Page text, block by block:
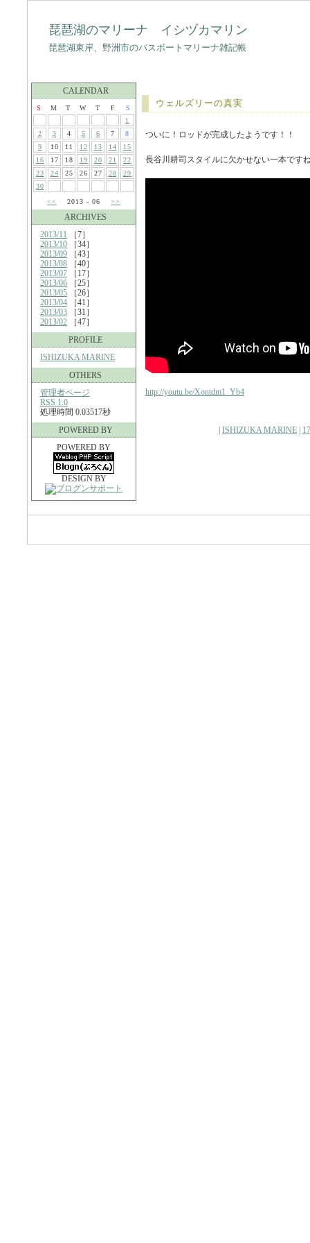
琵琶湖のマリーナ イシヅカマリン
琵琶湖東岸、野洲市のバスボートマリーナ雑記帳
CALENDAR
S M T W T F
S
1
2
3 4 5 6 7
8
9
10 11 12 13 14
15
16
17 18 19 20 21
22
23
24 25 26 27 28
29
30
<<
2013 - 06 >>
ARCHIVES
2013/11 ［7］
2013/10 ［34］
2013/09 ［43］
2013/08 ［40］
2013/07 ［17］
2013/06 ［25］
2013/05 ［26］
2013/04 ［41］
2013/03 ［31］
2013/02 ［47］
PROFILE
ISHIZUKA MARINE
OTHERS
管理者ページ
RSS 1.0
処理時間 0.03517秒
POWERED BY
POWERED BY
DESIGN BY
ウェルズリーの真実
ついに！ロッドが完成したようです！！
長谷川耕司スタイルに欠かせない一本です
http://youtu.be/Xontdm1_Yb4
ISHIZUKA MARINE